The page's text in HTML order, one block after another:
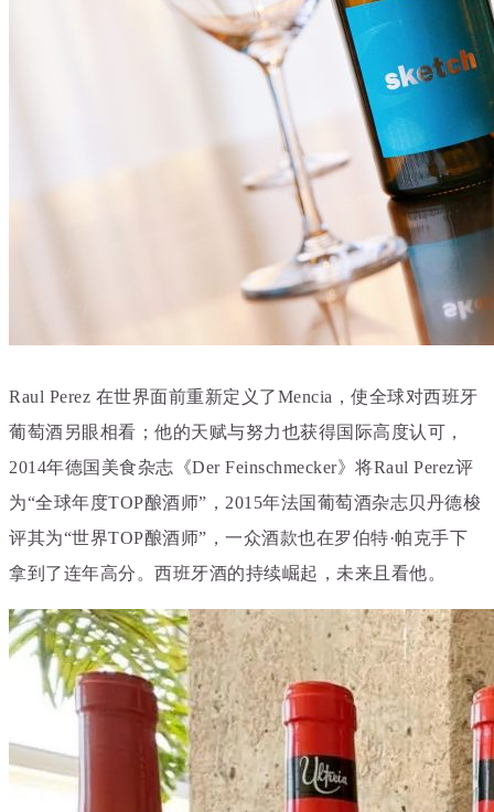
Raul Perez 在世界面前重新定义了Mencia，使全球对西班牙
葡萄酒另眼相看；他的天赋与努力也获得国际高度认可，
2014年德国美食杂志《Der Feinschmecker》将Raul Perez评
为“全球年度TOP酿酒师”，2015年法国葡萄酒杂志贝丹德梭
评其为“世界TOP酿酒师”，一众酒款也在罗伯特·帕克手下
拿到了连年高分。西班牙酒的持续崛起，未来且看他。